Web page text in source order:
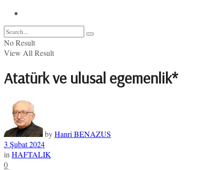
No Result
View All Result
Atatürk ve ulusal egemenlik*
byHanri BENAZUS
3 Şubat 2024
in HAFTALIK
0